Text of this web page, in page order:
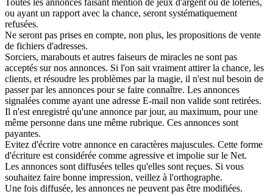
Toutes les annonces faisant mention de jeux d'argent ou de loteries,
ou ayant un rapport avec la chance, seront systématiquement
refusées.
Ne seront pas prises en compte, non plus, les propositions de vente
de fichiers d'adresses.
Sorciers, marabouts et autres faiseurs de miracles ne sont pas
acceptés sur nos annonces. Si l'on sait vraiment attirer la chance, les
clients, et résoudre les problèmes par la magie, il n'est nul besoin de
passer par les annonces pour se faire connaître. Les annonces
signalées comme ayant une adresse E-mail non valide sont retirées.
Il n'est enregistré qu'une annonce par jour, au maximum, pour une
même personne dans une même rubrique. Ces annonces sont
payantes.
Evitez d'écrire votre annonce en caractères majuscules. Cette forme
d'écriture est considérée comme agressive et impolie sur le Net.
Les annonces sont diffusées telles qu'elles sont reçues. Si vous
souhaitez faire bonne impression, veillez à l'orthographe.
Une fois diffusée, les annonces ne peuvent pas être modifiées.